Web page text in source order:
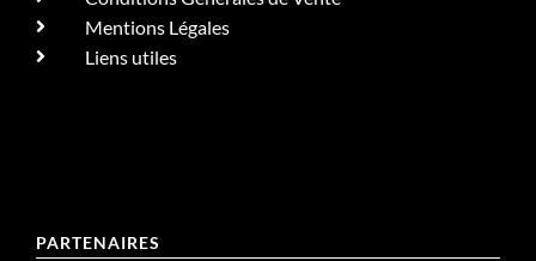
Mentions Légales
Liens utiles
PARTENAIRES